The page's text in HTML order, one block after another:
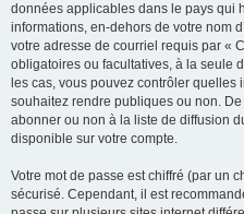
données applicables dans le pays qui
informations, en-dehors de votre nom
votre adresse de courriel requis par «
obligatoires ou facultatives, à la seule
les cas, vous pouvez contrôler
souhaitez rendre publiques ou non.
abonner ou non à la liste de diffusion
disponible sur votre compte.
Votre mot de passe est chiffré (par un
sécurisé. Cependant, il est